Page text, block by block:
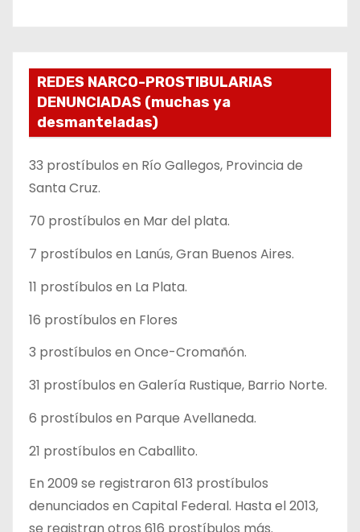
REDES NARCO-PROSTIBULARIAS
DENUNCIADAS (muchas ya
desmanteladas)
33 prostíbulos en Río Gallegos, Provincia de
Santa Cruz.
70 prostíbulos en Mar del plata.
7 prostíbulos en Lanús, Gran Buenos Aires.
11 prostíbulos en La Plata.
16 prostíbulos en Flores
3 prostíbulos en Once-Cromañón.
31 prostíbulos en Galería Rustique, Barrio Norte.
6 prostíbulos en Parque Avellaneda.
21 prostíbulos en Caballito.
En 2009 se registraron 613 prostíbulos
denunciados en Capital Federal. Hasta el 2013,